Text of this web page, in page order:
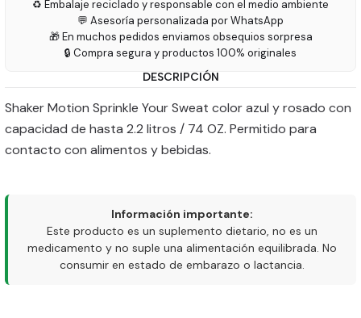
♻️ Embalaje reciclado y responsable con el medio ambiente
💬 Asesoría personalizada por WhatsApp
🎁 En muchos pedidos enviamos obsequios sorpresa
🔒 Compra segura y productos 100% originales
DESCRIPCIÓN
Shaker Motion Sprinkle Your Sweat color azul y rosado con
capacidad de hasta 2.2 litros / 74 OZ. Permitido para
contacto con alimentos y bebidas.
Información importante:
Este producto es un suplemento dietario, no es un
medicamento y no suple una alimentación equilibrada. No
consumir en estado de embarazo o lactancia.